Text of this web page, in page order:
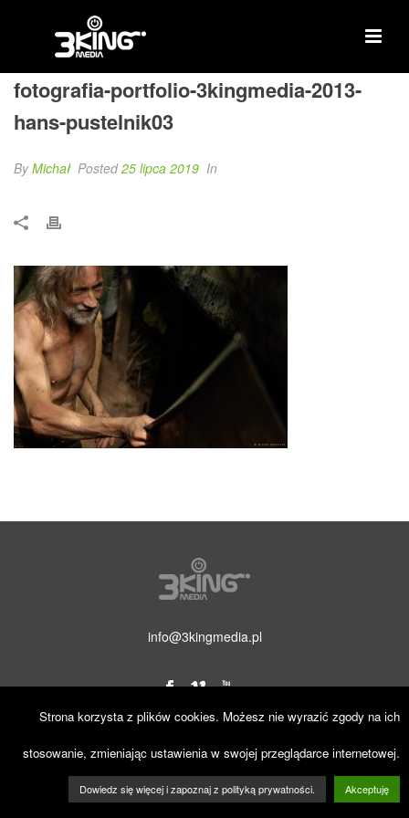
fotografia-portfolio-3kingmedia-2013-
hans-pustelnik03
ByMichał Posted25 lipca 2019 In
info@3kingmedia.pl
© 2019 3KINGmedia. Wszelkie prawa zastrzeżone.
Strona korzysta z plików cookies. Możesz nie wyrazić zgody na ich
stosowanie, zmieniając ustawienia w swojej przeglądarce internetowej.
Dowiedz się więcej i zapoznaj z polityką prywatności. Akceptuję